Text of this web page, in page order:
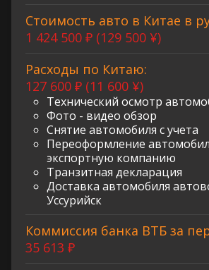
Стоимость авто в Китае в
1 424 500 ₽ (129 500 ¥)
Расходы по Китаю:
127 600 ₽ (11 600 ¥)
Технический осмотр
Фото - видео обзор
Снятие автомобиля с учета
Переоформление
экспортную компанию
Транзитная декларация
Доставка автомобиля
Уссурийск
Коммиссия банка ВТБ за
35 613 ₽